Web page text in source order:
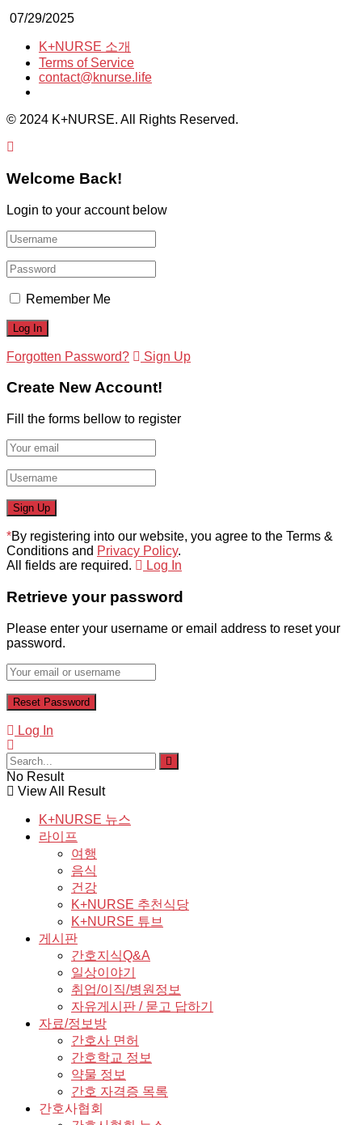
07/29/2025
K+NURSE 소개
Terms of Service
contact@knurse.life
© 2024 K+NURSE. All Rights Reserved.
Welcome Back!
Login to your account below
Remember Me
Forgotten Password? Sign Up
Create New Account!
Fill the forms bellow to register
*By registering into our website, you agree to the Terms &
Conditions and Privacy Policy.
All fields are required.
Log In
Retrieve your password
Please enter your username or email address to reset your
password.
Log In
No Result
View All Result
K+NURSE 뉴스
라이프
여행
음식
건강
K+NURSE 추천식당
K+NURSE 튜브
게시판
간호지식Q&A
일상이야기
취업/이직/병원정보
자유게시판 / 묻고 답하기
자료/정보방
간호사 면허
간호학교 정보
약물 정보
간호 자격증 목록
간호사협회